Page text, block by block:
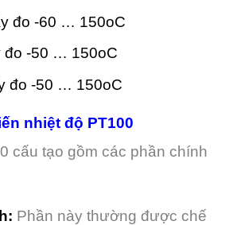
đo -60 … 150oC
đo -50 … 150oC
đo -50 … 150oC
nhiệt độ PT100
cấu tạo gồm các phần chính
Phần này thường được chế